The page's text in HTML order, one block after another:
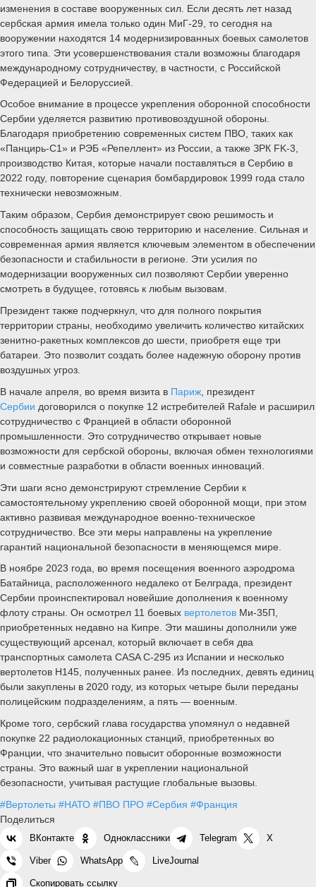
изменения в составе вооруженных сил. Если десять лет назад
сербская армия имела только один МиГ-29, то сегодня на
вооружении находятся 14 модернизированных боевых самолетов
этого типа. Эти усовершенствования стали возможны благодаря
международному сотрудничеству, в частности, с Российской
Федерацией и Белоруссией.
Особое внимание в процессе укрепления оборонной способности
Сербии уделяется развитию противовоздушной обороны.
Благодаря приобретению современных систем ПВО, таких как
«Панцирь-С1» и РЭБ «Репеллент» из России, а также ЗРК FK-3,
производство Китая, которые начали поставляться в Сербию в
2022 году, повторение сценария бомбардировок 1999 года стало
технически невозможным.
Таким образом, Сербия демонстрирует свою решимость и
способность защищать свою территорию и население. Сильная и
современная армия является ключевым элементом в обеспечении
безопасности и стабильности в регионе. Эти усилия по
модернизации вооруженных сил позволяют Сербии уверенно
смотреть в будущее, готовясь к любым вызовам.
Президент также подчеркнул, что для полного покрытия
территории страны, необходимо увеличить количество китайских
зенитно-ракетных комплексов до шести, приобретя еще три
батареи. Это позволит создать более надежную оборону против
воздушных угроз.
В начале апреля, во время визита в Париж , президент
Сербии договорился о покупке 12 истребителей Rafale и расширил
сотрудничество с Францией в области оборонной
промышленности. Это сотрудничество открывает новые
возможности для сербской обороны, включая обмен технологиями
и совместные разработки в области военных инноваций.
Эти шаги ясно демонстрируют стремление Сербии к
самостоятельному укреплению своей оборонной мощи, при этом
активно развивая международное военно-техническое
сотрудничество. Все эти меры направлены на укрепление
гарантий национальной безопасности в меняющемся мире.
В ноябре 2023 года, во время посещения военного аэродрома
Батайница, расположенного недалеко от Белграда, президент
Сербии проинспектировал новейшие дополнения к военному
флоту страны. Он осмотрел 11 боевых вертолетов Ми-35П,
приобретенных недавно на Кипре. Эти машины дополнили уже
существующий арсенал, который включает в себя два
транспортных самолета CASA C-295 из Испании и несколько
вертолетов Н145, полученных ранее. Из последних, девять единиц
были закуплены в 2020 году, из которых четыре были переданы
полицейским подразделениям, а пять — военным.
Кроме того, сербский глава государства упомянул о недавней
покупке 22 радиолокационных станций, приобретенных во
Франции, что значительно повысит оборонные возможности
страны. Это важный шаг в укреплении национальной
безопасности, учитывая растущие глобальные вызовы.
#Вертолеты #НАТО #ПВО ПРО #Сербия #Франция
Поделиться
ВКонтакте Одноклассники Telegram X
Viber WhatsApp LiveJournal
Скопировать ссылку